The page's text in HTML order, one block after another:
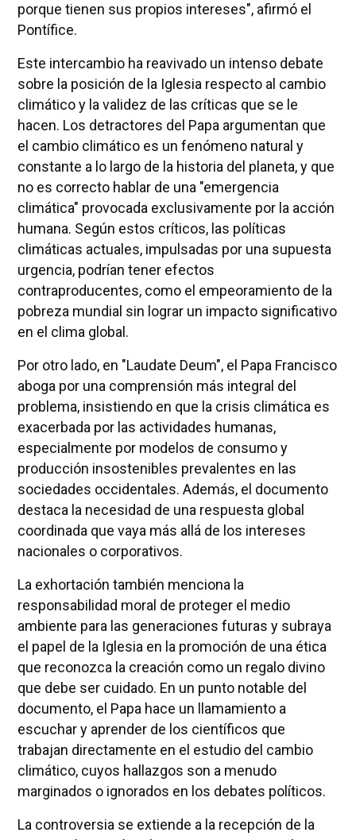
porque tienen sus propios intereses", afirmó el
Pontífice.
Este intercambio ha reavivado un intenso debate
sobre la posición de la Iglesia respecto al cambio
climático y la validez de las críticas que se le
hacen. Los detractores del Papa argumentan que
el cambio climático es un fenómeno natural y
constante a lo largo de la historia del planeta, y que
no es correcto hablar de una "emergencia
climática" provocada exclusivamente por la acción
humana. Según estos críticos, las políticas
climáticas actuales, impulsadas por una supuesta
urgencia, podrían tener efectos
contraproducentes, como el empeoramiento de la
pobreza mundial sin lograr un impacto significativo
en el clima global.
Por otro lado, en "Laudate Deum", el Papa Francisco
aboga por una comprensión más integral del
problema, insistiendo en que la crisis climática es
exacerbada por las actividades humanas,
especialmente por modelos de consumo y
producción insostenibles prevalentes en las
sociedades occidentales. Además, el documento
destaca la necesidad de una respuesta global
coordinada que vaya más allá de los intereses
nacionales o corporativos.
La exhortación también menciona la
responsabilidad moral de proteger el medio
ambiente para las generaciones futuras y subraya
el papel de la Iglesia en la promoción de una ética
que reconozca la creación como un regalo divino
que debe ser cuidado. En un punto notable del
documento, el Papa hace un llamamiento a
escuchar y aprender de los científicos que
trabajan directamente en el estudio del cambio
climático, cuyos hallazgos son a menudo
marginados o ignorados en los debates políticos.
La controversia se extiende a la recepción de la